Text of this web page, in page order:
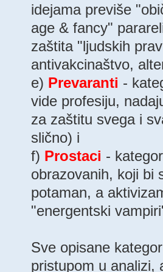
idejama previše
age & fancy"
zaštita "ljudskih
antivakcinaštvo,
e) Prevaranti -
vide profesiju,
za zaštitu svega i
slično) i
f) Prostaci -
obrazovanih, koji bi
potaman, a
"energentski
Sve opisane
pristupom u analizi,